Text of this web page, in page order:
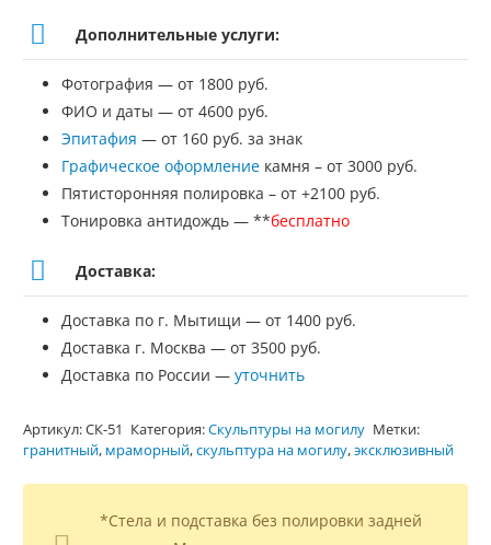
Дополнительные услуги:
Фотография — от 1800 руб.
ФИО и даты — от 4600 руб.
Эпитафия — от 160 руб. за знак
Графическое оформление камня – от 3000 руб.
Пятисторонняя полировка – от +2100 руб.
Тонировка антидождь — **бесплатно
Доставка:
Доставка по г. Мытищи — от 1400 руб.
Доставка г. Москва — от 3500 руб.
Доставка по России — уточнить
Артикул:СК-51 Категория:Скульптуры на могилу Метки:
гранитный, мраморный,скульптура на могилу,эксклюзивный
*Стела и подставка без полировки задней